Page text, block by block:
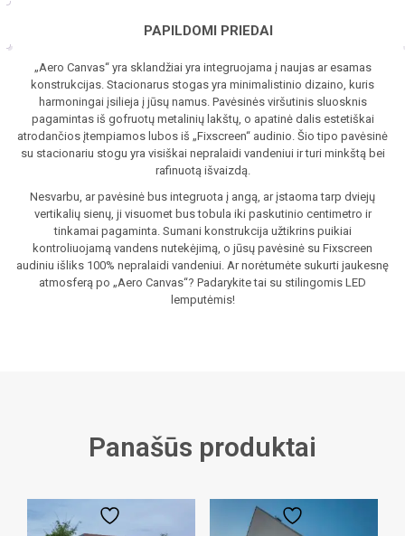
PAPILDOMI PRIEDAI
„Aero Canvas“ yra sklandžiai yra integruojama į naujas ar esamas
konstrukcijas. Stacionarus stogas yra minimalistinio dizaino, kuris
harmoningai įsilieja į jūsų namus. Pavėsinės viršutinis sluosknis
pagamintas iš gofruotų metalinių lakštų, o apatinė dalis estetiškai
atrodančios įtempiamos lubos iš „Fixscreen“ audinio. Šio tipo pavėsinė
su stacionariu stogu yra visiškai nepralaidi vandeniui ir turi minkštą bei
rafinuotą išvaizdą.
Nesvarbu, ar pavėsinė bus integruota į angą, ar įstaoma tarp dviejų
vertikalių sienų, ji visuomet bus tobula iki paskutinio centimetro ir
tinkamai pagaminta. Sumani konstrukcija užtikrins puikiai
kontroliuojamą vandens nutekėjimą, o jūsų pavėsinė su Fixscreen
audiniu išliks 100% nepralaidi vandeniui. Ar norėtumėte sukurti jaukesnę
atmosferą po „Aero Canvas“? Padarykite tai su stilingomis LED
lemputėmis!
Panašūs produktai